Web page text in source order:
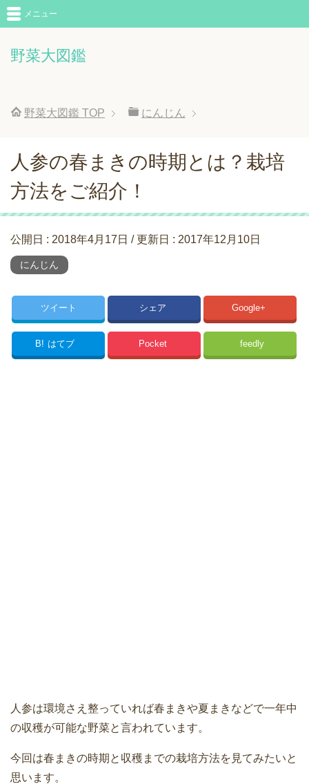
野菜大図鑑
メニュー
野菜大図鑑 TOP にんじん
人参の春まきの時期とは？栽培
方法をご紹介！
公開日 : 2018年4月17日 / 更新日 : 2017年12月10日
にんじん
ツイート シェア Google+
B! はてブ Pocket feedly
人参は環境さえ整っていれば春まきや夏まきなどで一年中
の収穫が可能な野菜と言われています。
今回は春まきの時期と収穫までの栽培方法を見てみたいと
思います。